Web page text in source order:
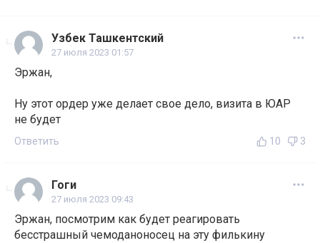
Узбек Ташкентский
27 июля 2023 01:57
Эржан,
Ну этот ордер уже делает свое дело, визита в ЮАР
не будет
Ответить 10 3
Гоги
27 июля 2023 09:43
Эржан, посмотрим как будет реагировать
бесстрашный чемоданоносец на эту филькину